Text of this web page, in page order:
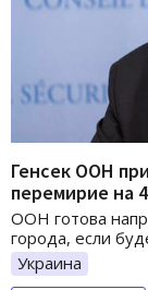
Генсек ООН
перемирие на
ООН готова
города, если
Украина